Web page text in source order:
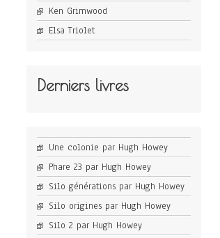
Ken Grimwood
Elsa Triolet
Derniers livres
Une colonie par Hugh Howey
Phare 23 par Hugh Howey
Silo générations par Hugh Howey
Silo origines par Hugh Howey
Silo 2 par Hugh Howey